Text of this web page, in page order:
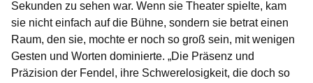
Sekunden zu sehen war. Wenn sie Theater spielte, kam
sie nicht einfach auf die Bühne, sondern sie betrat einen
Raum, den sie, mochte er noch so groß sein, mit wenigen
Gesten und Worten dominierte. „Die Präsenz und
Präzision der Fendel, ihre Schwerelosigkeit, die doch so